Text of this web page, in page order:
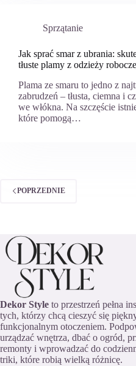
Sprzątanie
Jak sprać smar z ubrania:
tłuste plamy z odzieży
Plama ze smaru to jedno z
zabrudzeń – tłusta, ciemna i
we włókna. Na szczęście
które pomogą…
POPRZEDNIE
Dekor Style to przestrzeń pełna
tych, którzy chcą cieszyć się
funkcjonalnym otoczeniem.
urządzać wnętrza, dbać o ogród,
remonty i wprowadzać do
triki, które robią wielką różnicę.